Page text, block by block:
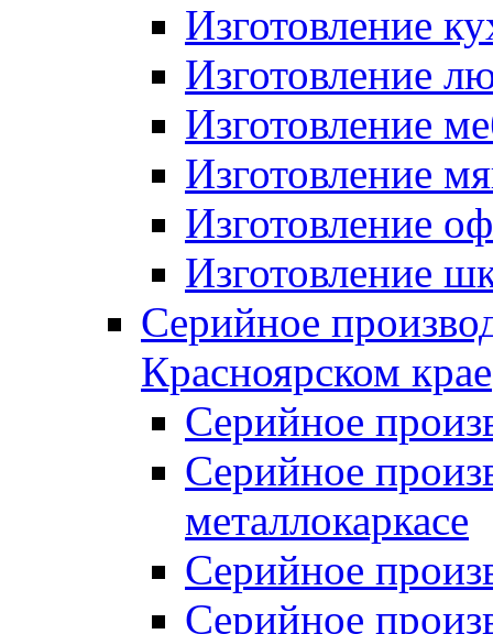
Изготовление
Изготовление
Изготовление
Изготовление
Изготовление
Изготовление
Серийное
Красноярском крае
Серийное
Серийное
металлокаркасе
Серийное
Серийное